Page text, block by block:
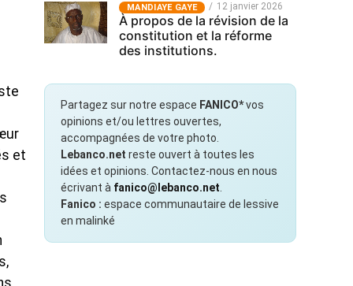
et
MANDIAYE GAYE 12 janvier 2026
À propos de la révision de la
constitution et la réforme
des institutions.
Partagez sur notre espace FANICO*vos
opinions et/ou lettres ouvertes,
accompagnées de votre photo.
Lebanco.net reste ouvert à toutes les
idées et opinions. Contactez-nous en nous
écrivant à fanico@lebanco.net
Fanico : espace communautaire de lessive
en malinké